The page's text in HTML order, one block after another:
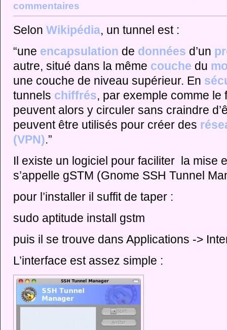
commentaires
Selon Wikipédia, un tunnel est :
“une encapsulation de données d’un
autre, situé dans la même couche du
une couche de niveau supérieur. En
tunnels chiffrés, par exemple comme le
peuvent alors y circuler sans craindre
peuvent être utilisés pour créer des
(VPN).”
Il existe un logiciel pour faciliter la mise
s’appelle gSTM (Gnome SSH Tunnel
pour l’installer il suffit de taper :
sudo aptitude install gstm
puis il se trouve dans Applications ->
L’interface est assez simple :